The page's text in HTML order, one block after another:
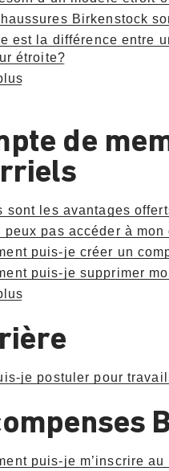
Birkenstock
est la différence entre
étroite?
de
sont les avantages
peux pas accéder à mon
puis-je créer un
puis-je supprimer
je postuler pour
puis-je m’inscrire